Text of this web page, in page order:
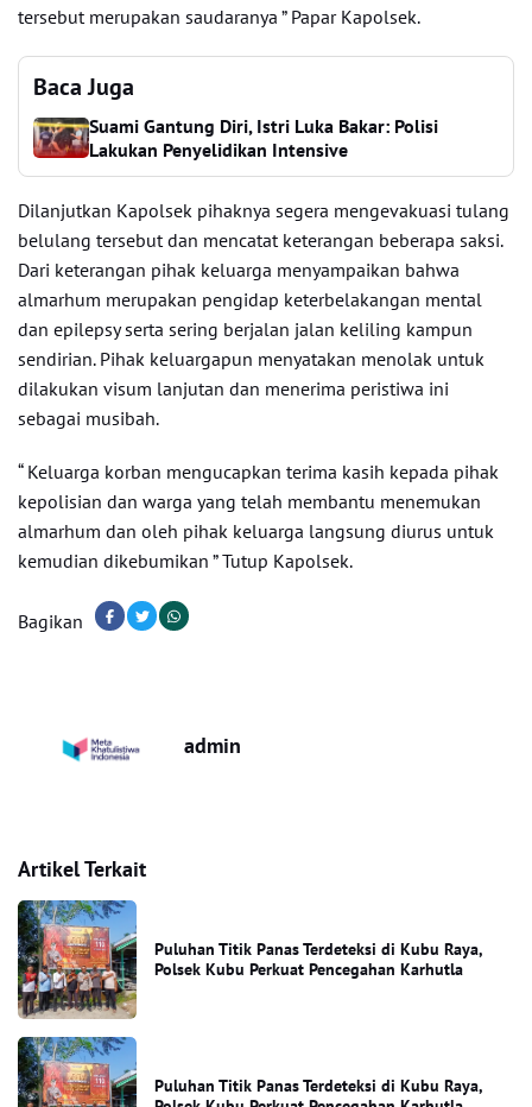
tersebut merupakan saudaranya ” Papar Kapolsek.
Baca Juga
Suami Gantung Diri, Istri Luka Bakar: Polisi
Lakukan Penyelidikan Intensive
Dilanjutkan Kapolsek pihaknya segera mengevakuasi tulang
belulang tersebut dan mencatat keterangan beberapa saksi.
Dari keterangan pihak keluarga menyampaikan bahwa
almarhum merupakan pengidap keterbelakangan mental
dan epilepsy serta sering berjalan jalan keliling kampun
sendirian. Pihak keluargapun menyatakan menolak untuk
dilakukan visum lanjutan dan menerima peristiwa ini
sebagai musibah.
“ Keluarga korban mengucapkan terima kasih kepada pihak
kepolisian dan warga yang telah membantu menemukan
almarhum dan oleh pihak keluarga langsung diurus untuk
kemudian dikebumikan ” Tutup Kapolsek.
Bagikan
admin
Artikel Terkait
Puluhan Titik Panas Terdeteksi di Kubu Raya,
Polsek Kubu Perkuat Pencegahan Karhutla
Puluhan Titik Panas Terdeteksi di Kubu Raya,